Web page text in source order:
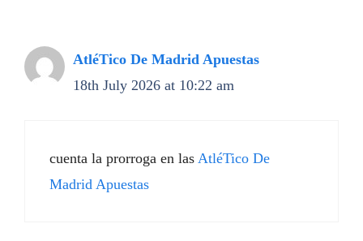
AtléTico De Madrid Apuestas
18th July 2026 at 10:22 am
cuenta la prorroga en las AtléTico De
Madrid Apuestas